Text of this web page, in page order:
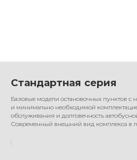
Стандартная серия
Базовые модели остановочных пунктов с
и минимально необходимой
обслуживания и долговечность
Современный внешний вид комплекса в